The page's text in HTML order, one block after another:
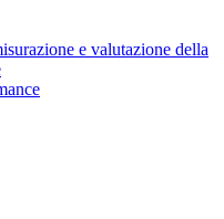
e valutazione della